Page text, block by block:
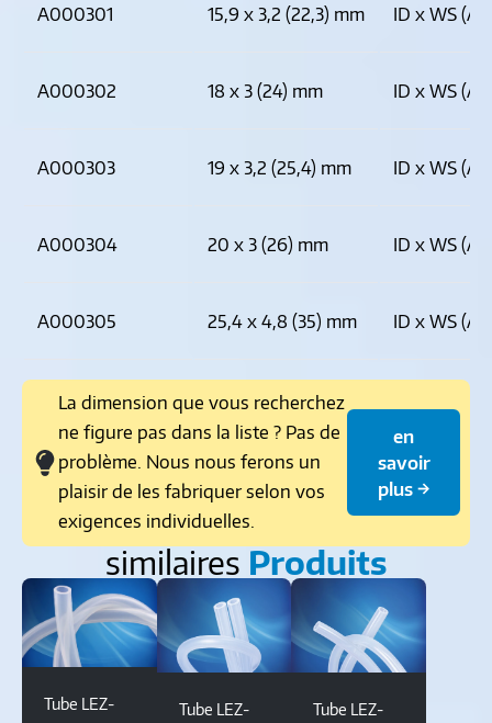
A000301 15,9 x 3,2 (22,3) mm ID x WS
A000302 18 x 3 (24) mm ID x WS
A000303 19 x 3,2 (25,4) mm ID x WS
A000304 20 x 3 (26) mm ID x WS
A000305 25,4 x 4,8 (35) mm ID x WS
La dimension que vous recherchez
ne figure pas dans la liste ? Pas de
problème. Nous nous ferons un
plaisir de les fabriquer selon vos
exigences individuelles.
en
savoir
plus →
similaires Produits
Tube LEZ-
Tube LEZ-
Tube LEZ-